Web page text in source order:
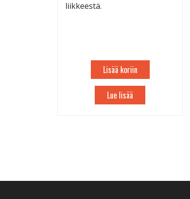
liikkeestä.
Lisää koriin
Lue lisää